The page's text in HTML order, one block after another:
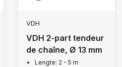
VDH
VDH 2-part tendeur
de chaîne, Ø 13 mm
Lengte: 2 - 5 m